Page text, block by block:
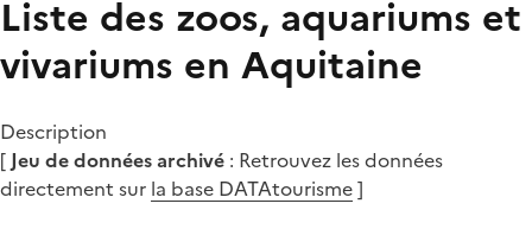
Liste des zoos, aquariums et
vivariums en Aquitaine
Description
[ Jeu de données archivé : Retrouvez les données
directement sur la base DATAtourisme]